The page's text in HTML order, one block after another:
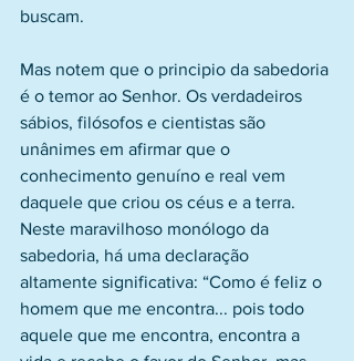
buscam.
Mas notem que o principio da sabedoria
é o temor ao Senhor. Os verdadeiros
sábios, filósofos e cientistas são
unânimes em afirmar que o
conhecimento genuíno e real vem
daquele que criou os céus e a terra.
Neste maravilhoso monólogo da
sabedoria, há uma declaração
altamente significativa: “Como é feliz o
homem que me encontra... pois todo
aquele que me encontra, encontra a